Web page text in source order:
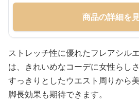
商品の詳細を
ストレッチ性に優れたフレアシル
は、きれいめなコーデに女性らし
すっきりとしたウエスト周りから
脚長効果も期待できます。